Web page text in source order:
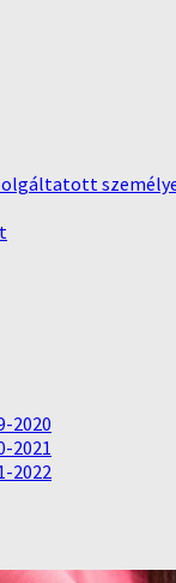
2020
2021
2022